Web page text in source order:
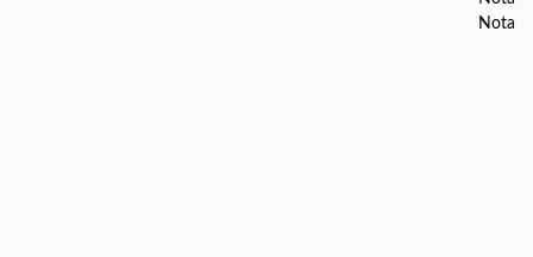
Nota